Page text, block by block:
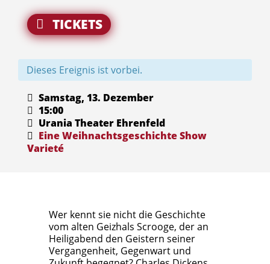
TICKETS
Dieses Ereignis ist vorbei.
Samstag, 13. Dezember
15:00
Urania Theater Ehrenfeld
Eine WeihnachtsgeschichteShow
Varieté
Wer kennt sie nicht die Geschichte
vom alten Geizhals Scrooge, der an
Heiligabend den Geistern seiner
Vergangenheit, Gegenwart und